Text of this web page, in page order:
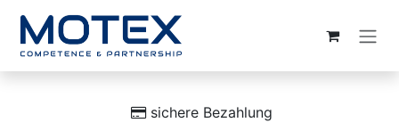
sichere Bezahlung